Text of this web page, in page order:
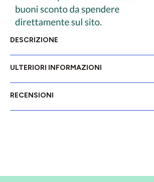
DESCRIZIONE
ULTERIORI INFORMAZIONI
RECENSIONI